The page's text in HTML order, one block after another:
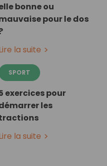
bonne ou
pour le dos
la suite
SPORT
exercices pour
les
la suite